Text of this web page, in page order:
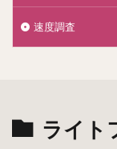
速度調査
ライト